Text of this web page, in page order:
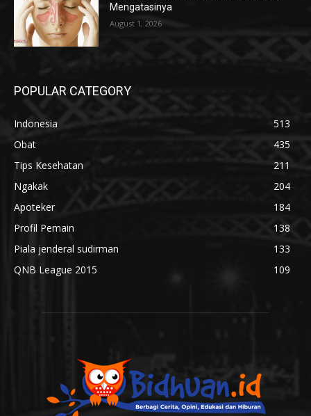
Mengatasinya
August 1, 2026
POPULAR CATEGORY
Indonesia
513
Obat
435
Tips Kesehatan
211
Ngakak
204
Apoteker
184
Profil Pemain
138
Piala jenderal sudirman
133
QNB League 2015
109